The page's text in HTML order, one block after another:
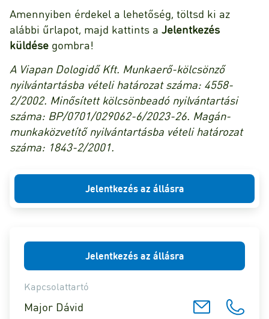
Amennyiben érdekel a lehetőség, töltsd ki az
alábbi űrlapot, majd kattints a Jelentkezés
küldése gombra!
A Viapan Dologidő Kft. Munkaerő-kölcsönző
nyilvántartásba vételi határozat száma: 4558-
2/2002. Minősített kölcsönbeadó nyilvántartási
száma: BP/0701/029062-6/2023-26. Magán-
munkaközvetítő nyilvántartásba vételi határozat
száma: 1843-2/2001.
Jelentkezés az állásra
Jelentkezés az állásra
Kapcsolattartó
Major Dávid